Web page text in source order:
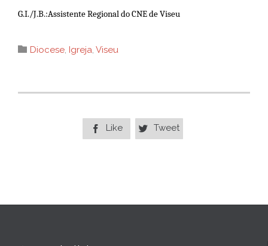
G.I./J.B.:Assistente Regional do CNE de Viseu
 Category
Diocese, Igreja, Viseu
 Like  Tweet